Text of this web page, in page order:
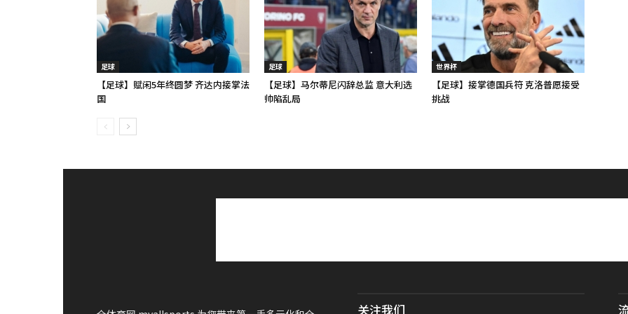
足球
【足球】赋闲5年终圆梦 齐达内接掌法
国
足球
【足球】马尔蒂尼闪辞总监 意大利选
帅陷乱局
世界杯
【足球】接掌德国兵符 克洛普愿接受
挑战
关注我们